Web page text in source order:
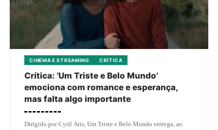
CINEMA E STREAMING CRÍTICA
Crítica: ‘Um Triste e Belo Mundo’
emociona com romance e esperança,
mas falta algo importante
Dirigido por Cyril Aris, Um Triste e Belo Mundo entrega, ao